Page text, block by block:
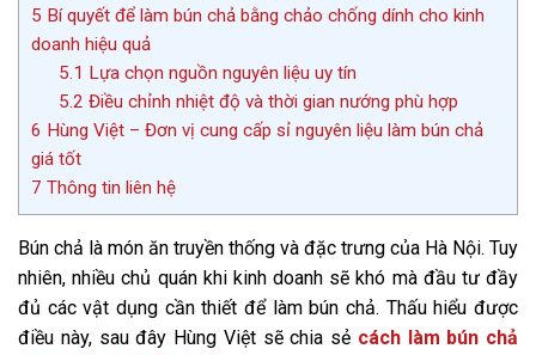
5 Bí quyết để làm bún chả bằng chảo chống dính cho kinh
doanh hiệu quả
5.1 Lựa chọn nguồn nguyên liệu uy tín
5.2 Điều chỉnh nhiệt độ và thời gian nướng phù hợp
6 Hùng Việt – Đơn vị cung cấp sỉ nguyên liệu làm bún chả
giá tốt
7 Thông tin liên hệ
Bún chả là món ăn truyền thống và đặc trưng của Hà Nội. Tuy
nhiên, nhiều chủ quán khi kinh doanh sẽ khó mà đầu tư đầy
đủ các vật dụng cần thiết để làm bún chả. Thấu hiểu được
điều này, sau đây Hùng Việt sẽ chia sẻ cách làm bún chả